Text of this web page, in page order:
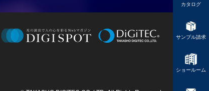
カタログ
サンプル請求
ショールーム